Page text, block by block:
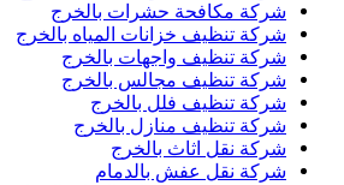
شركة مكافحة حشرات بالخرج
شركة تنظيف خزانات المياه بالخرج
شركة تنظيف واجهات بالخرج
شركة تنظيف مجالس بالخرج
شركة تنظيف فلل بالخرج
شركة تنظيف منازل بالخرج
شركة نقل اثاث بالخرج
شركة نقل عفش بالدمام